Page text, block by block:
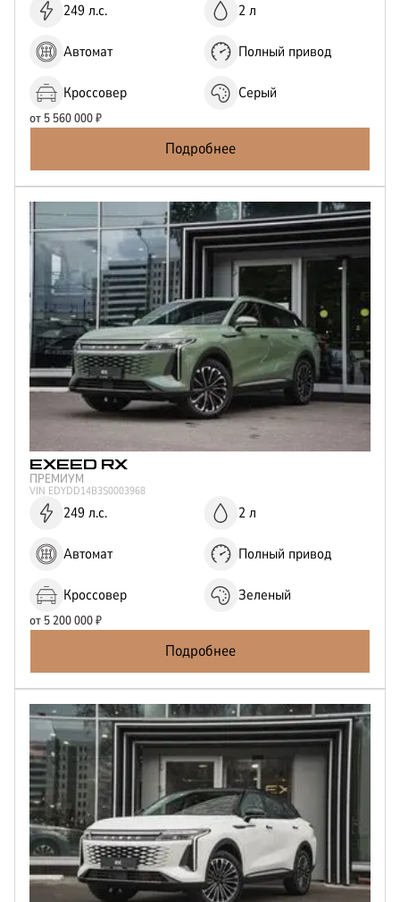
249 л.с. 2 л
Автомат Полный привод
Кроссовер Серый
от 5 560 000₽
Подробнее
EXEED RX
ПРЕМИУМ
VIN EDYDD14B3S0003968
249 л.с. 2 л
Автомат Полный привод
Кроссовер Зеленый
от 5 200 000₽
Подробнее